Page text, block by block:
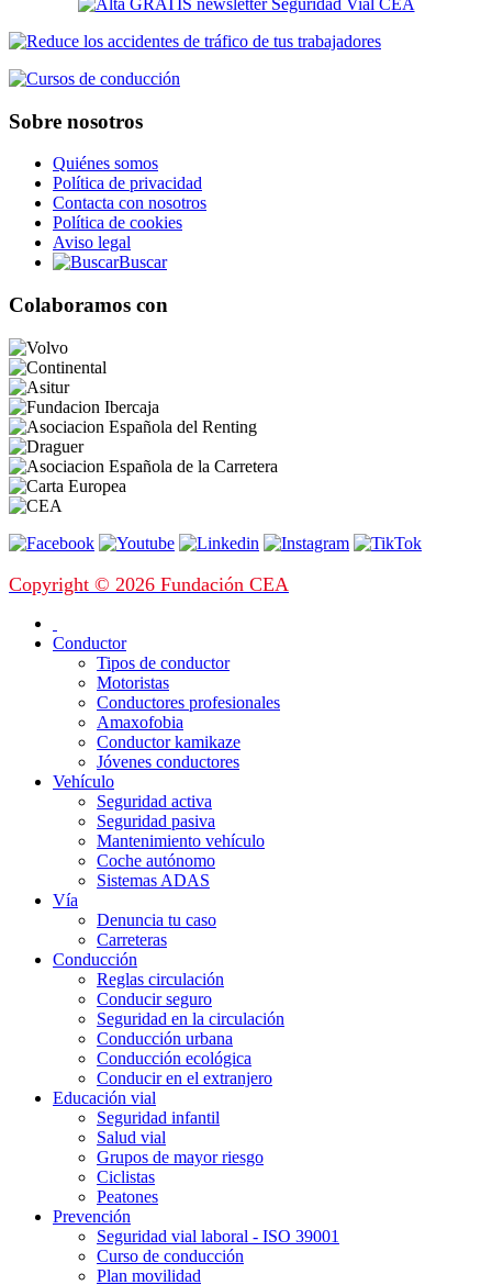
Sobre nosotros
Quiénes somos
Política de privacidad
Contacta con nosotros
Política de cookies
Aviso legal
Buscar
Colaboramos con
Copyright © 2026 Fundación CEA
Conductor
Tipos de conductor
Motoristas
Conductores profesionales
Amaxofobia
Conductor kamikaze
Jóvenes conductores
Vehículo
Seguridad activa
Seguridad pasiva
Mantenimiento vehículo
Coche autónomo
Sistemas ADAS
Vía
Denuncia tu caso
Carreteras
Conducción
Reglas circulación
Conducir seguro
Seguridad en la circulación
Conducción urbana
Conducción ecológica
Conducir en el extranjero
Educación vial
Seguridad infantil
Salud vial
Grupos de mayor riesgo
Ciclistas
Peatones
Prevención
Seguridad vial laboral - ISO 39001
Curso de conducción
Plan movilidad